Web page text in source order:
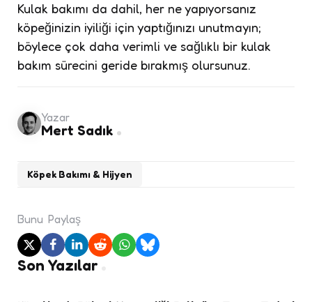
Kulak bakımı da dahil, her ne yapıyorsanız
köpeğinizin iyiliği için yaptığınızı unutmayın;
böylece çok daha verimli ve sağlıklı bir kulak
bakım sürecini geride bırakmış olursunuz.
Köpek Bakımı & Hijyen
Yazar
Mert Sadık
Bunu Paylaş
Son Yazılar